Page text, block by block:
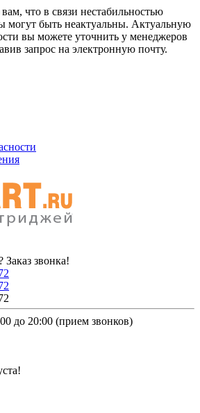
что в связи нестабильностью
могут быть неактуальны. Актуальную
вы можете уточнить у менеджеров
запрос на электронную почту.
Заказ звонка!
до 20:00 (прием звонков)